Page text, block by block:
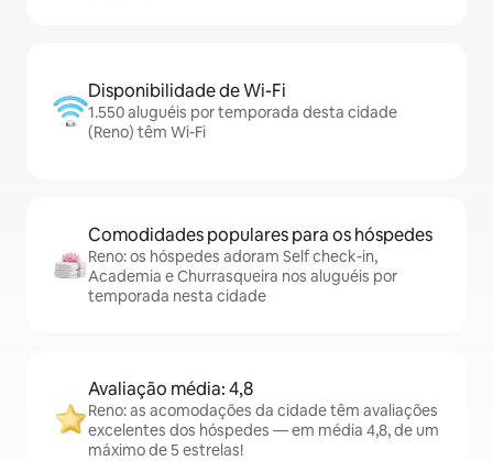
Disponibilidade de Wi-Fi
1.550 aluguéis por temporada desta cidade
(Reno) têm Wi-Fi
Comodidades populares para os hóspedes
Reno: os hóspedes adoram Self check-in,
Academia e Churrasqueira nos aluguéis por
temporada nesta cidade
Avaliação média: 4,8
Reno: as acomodações da cidade têm avaliações
excelentes dos hóspedes — em média 4,8, de um
máximo de 5 estrelas!